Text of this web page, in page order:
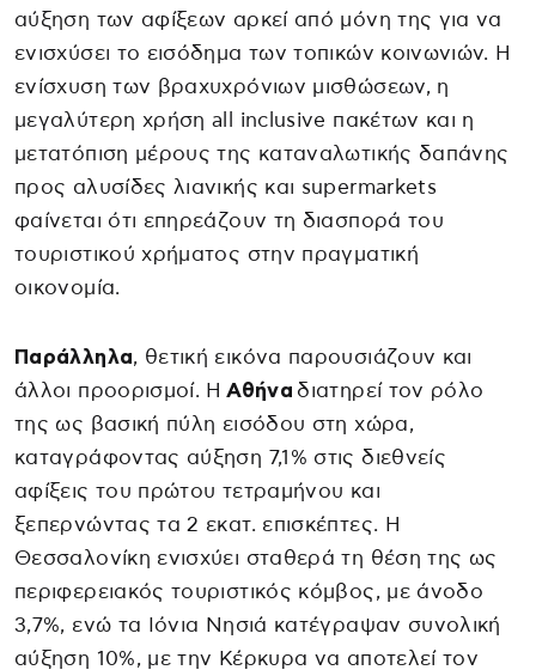
αύξηση των αφίξεων αρκεί από μόνη της για να
ενισχύσει το εισόδημα των τοπικών κοινωνιών. Η
ενίσχυση των βραχυχρόνιων μισθώσεων, η
μεγαλύτερη χρήση all inclusive πακέτων και η
μετατόπιση μέρους της καταναλωτικής δαπάνης
προς αλυσίδες λιανικής και supermarkets
φαίνεται ότι επηρεάζουν τη διασπορά του
τουριστικού χρήματος στην πραγματική
οικονομία.
Παράλληλα, θετική εικόνα παρουσιάζουν και
άλλοι προορισμοί. ΗΑθήνα διατηρεί τον ρόλο
της ως βασική πύλη εισόδου στη χώρα,
καταγράφοντας αύξηση 7,1% στις διεθνείς
αφίξεις του πρώτου τετραμήνου και
ξεπερνώντας τα 2 εκατ. επισκέπτες. Η
Θεσσαλονίκη ενισχύει σταθερά τη θέση της ως
περιφερειακός τουριστικός κόμβος, με άνοδο
3,7%, ενώ τα Ιόνια Νησιά κατέγραψαν συνολική
αύξηση 10%, με την Κέρκυρα να αποτελεί τον